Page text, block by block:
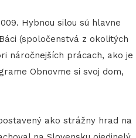
Hybnou silou sú hlavne
(spoločenstvá z okolitých
náročnejších prácach, ako je
Obnovme si svoj dom,
ako strážny hrad na